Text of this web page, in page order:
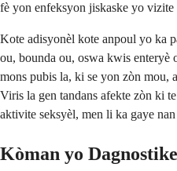
fè yon enfeksyon jiskaske yo vizite
Kote adisyonèl kote anpoul yo ka
ou, bounda ou, oswa kwis enteryè
mons pubis la, ki se yon zòn mou,
Viris la gen tandans afekte zòn ki
aktivite seksyèl, men li ka gaye
Kòman yo